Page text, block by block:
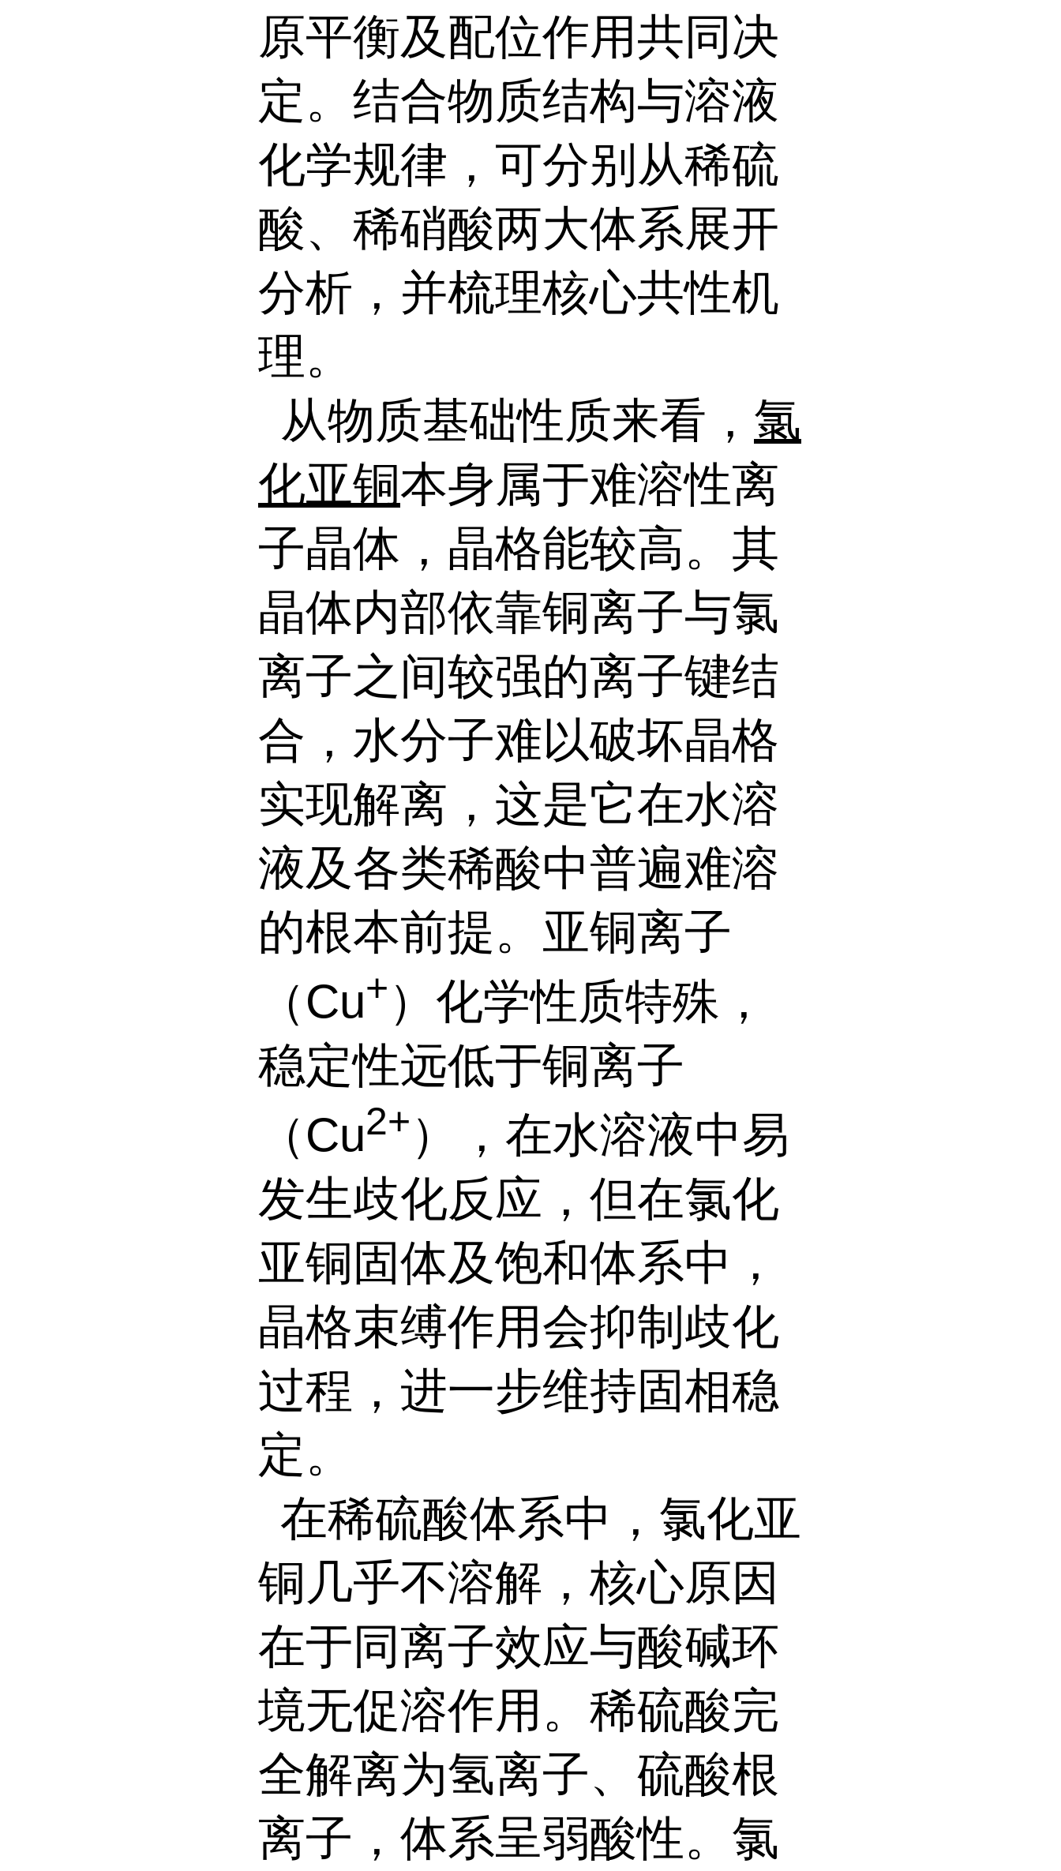
原平衡及配位作用共同决
定。结合物质结构与溶液
化学规律，可分别从稀硫
酸、稀硝酸两大体系展开
分析，并梳理核心共性机
理。
从物质基础性质来看， 氯
化亚铜本身属于难溶性离
子晶体，晶格能较高。其
晶体内部依靠铜离子与氯
离子之间较强的离子键结
合，水分子难以破坏晶格
实现解离，这是它在水溶
液及各类稀酸中普遍难溶
的根本前提。亚铜离子
（Cu+）化学性质特殊，
稳定性远低于铜离子
（Cu2+），在水溶液中易
发生歧化反应，但在氯化
亚铜固体及饱和体系中，
晶格束缚作用会抑制歧化
过程，进一步维持固相稳
定。
在稀硫酸体系中，氯化亚
铜几乎不溶解，核心原因
在于同离子效应与酸碱环
境无促溶作用。稀硫酸完
全解离为氢离子、硫酸根
离子，体系呈弱酸性。氯